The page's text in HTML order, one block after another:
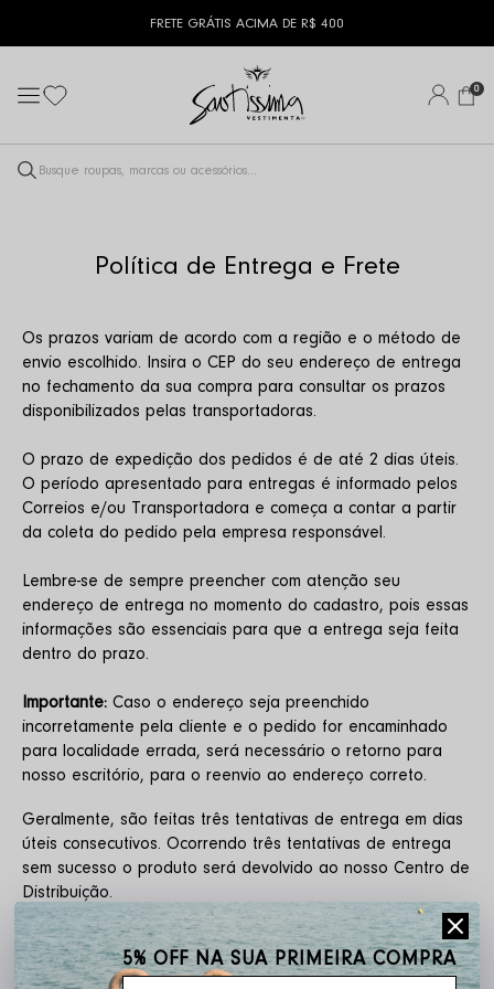
FRETE GRÁTIS ACIMA DE R$ 400
0
Política de Entrega e Frete
Os prazos variam de acordo com a região e o método de
envio escolhido. Insira o CEP do seu endereço de entrega
no fechamento da sua compra para consultar os prazos
disponibilizados pelas transportadoras.
O prazo de expedição dos pedidos é de até 2 dias úteis.
O período apresentado para entregas é informado pelos
Correios e/ou Transportadora e começa a contar a partir
da coleta do pedido pela empresa responsável.
Lembre-se de sempre preencher com atenção seu
endereço de entrega no momento do cadastro, pois essas
informações são essenciais para que a entrega seja feita
dentro do prazo.
Importante: Caso o endereço seja preenchido
incorretamente pela cliente e o pedido for encaminhado
para localidade errada, será necessário o retorno para
nosso escritório, para o reenvio ao endereço correto.
Geralmente, são feitas três tentativas de entrega em dias
úteis consecutivos. Ocorrendo três tentativas de entrega
sem sucesso o produto será devolvido ao nosso Centro de
Distribuição.
Para um novo envio o frete será cobrado novamente.
5% OFF NA SUA PRIMEIRA COMPRA